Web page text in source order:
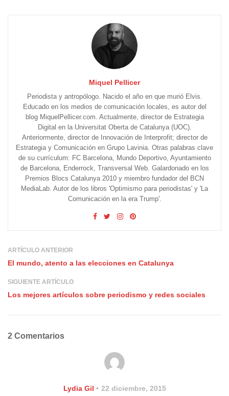
Miquel Pellicer
Periodista y antropólogo. Nacido el año en que murió Elvis.
Educado en los medios de comunicación locales, es autor del
blog MiquelPellicer.com. Actualmente, director de Estrategia
Digital en la Universitat Oberta de Catalunya (UOC).
Anteriormente, director de Innovación de Interprofit; director de
Estrategia y Comunicación en Grupo Lavinia. Otras palabras clave
de su currículum: FC Barcelona, Mundo Deportivo, Ayuntamiento
de Barcelona, Enderrock, Transversal Web. Galardonado en los
Premios Blocs Catalunya 2010 y miembro fundador del BCN
MediaLab. Autor de los libros 'Optimismo para periodistas' y 'La
Comunicación en la era Trump'.
ARTÍCULO ANTERIOR
El mundo, atento a las elecciones en Catalunya
SIGUIENTE ARTÍCULO
Los mejores artículos sobre periodismo y redes sociales
2 Comentarios
Lydia Gil 22 diciembre, 2015